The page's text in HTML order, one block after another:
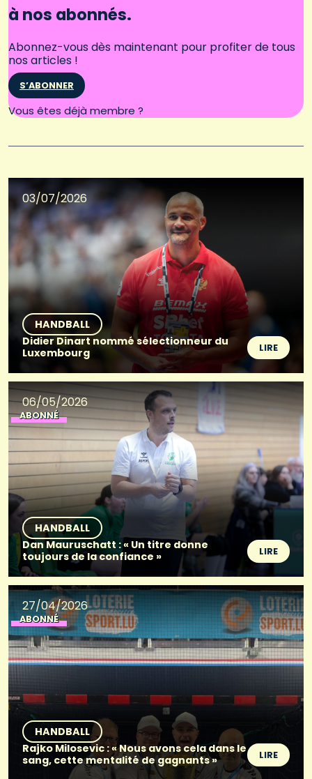
à nos abonnés.
Abonnez-vous dès maintenant pour profiter de tous
nos articles !
S’ABONNER
Vous êtes déjà membre ?
03/07/2026
HANDBALL
Didier Dinart nommé sélectionneur du
Luxembourg
LIRE
06/05/2026
ABONNÉ
HANDBALL
Dan Mauruschatt : « Un titre donne
toujours de la confiance »
LIRE
27/04/2026
ABONNÉ
HANDBALL
Rajko Milosevic : « Nous avons cela dans le
sang, cette mentalité de gagnants »
LIRE